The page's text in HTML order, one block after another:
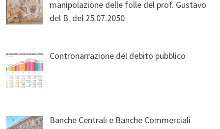
manipolazione delle folle del prof. Gustavo
del B. del 25.07.2050
Contronarrazione del debito pubblico
Banche Centrali e Banche Commerciali